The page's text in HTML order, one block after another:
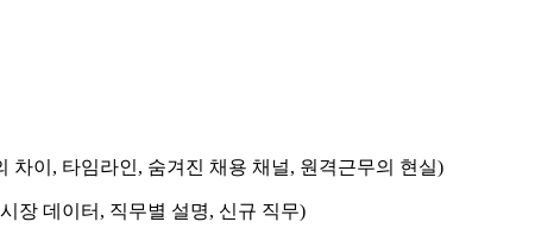
차이, 타임라인, 숨겨진 채용 채널, 원격근무의 현실)
장 데이터, 직무별 설명, 신규 직무)